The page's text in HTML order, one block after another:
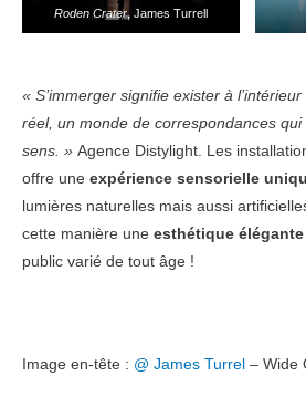
Roden Crater, James Turrell
« S’immerger signifie exister à
réel, un monde de correspondances qui
sens. » Agence Distylight. Les
offre une expérience sensorielle
lumières naturelles mais aussi
cette manière une esthétique
public varié de tout âge !
Image en-tête : @ James Turrel – Wide